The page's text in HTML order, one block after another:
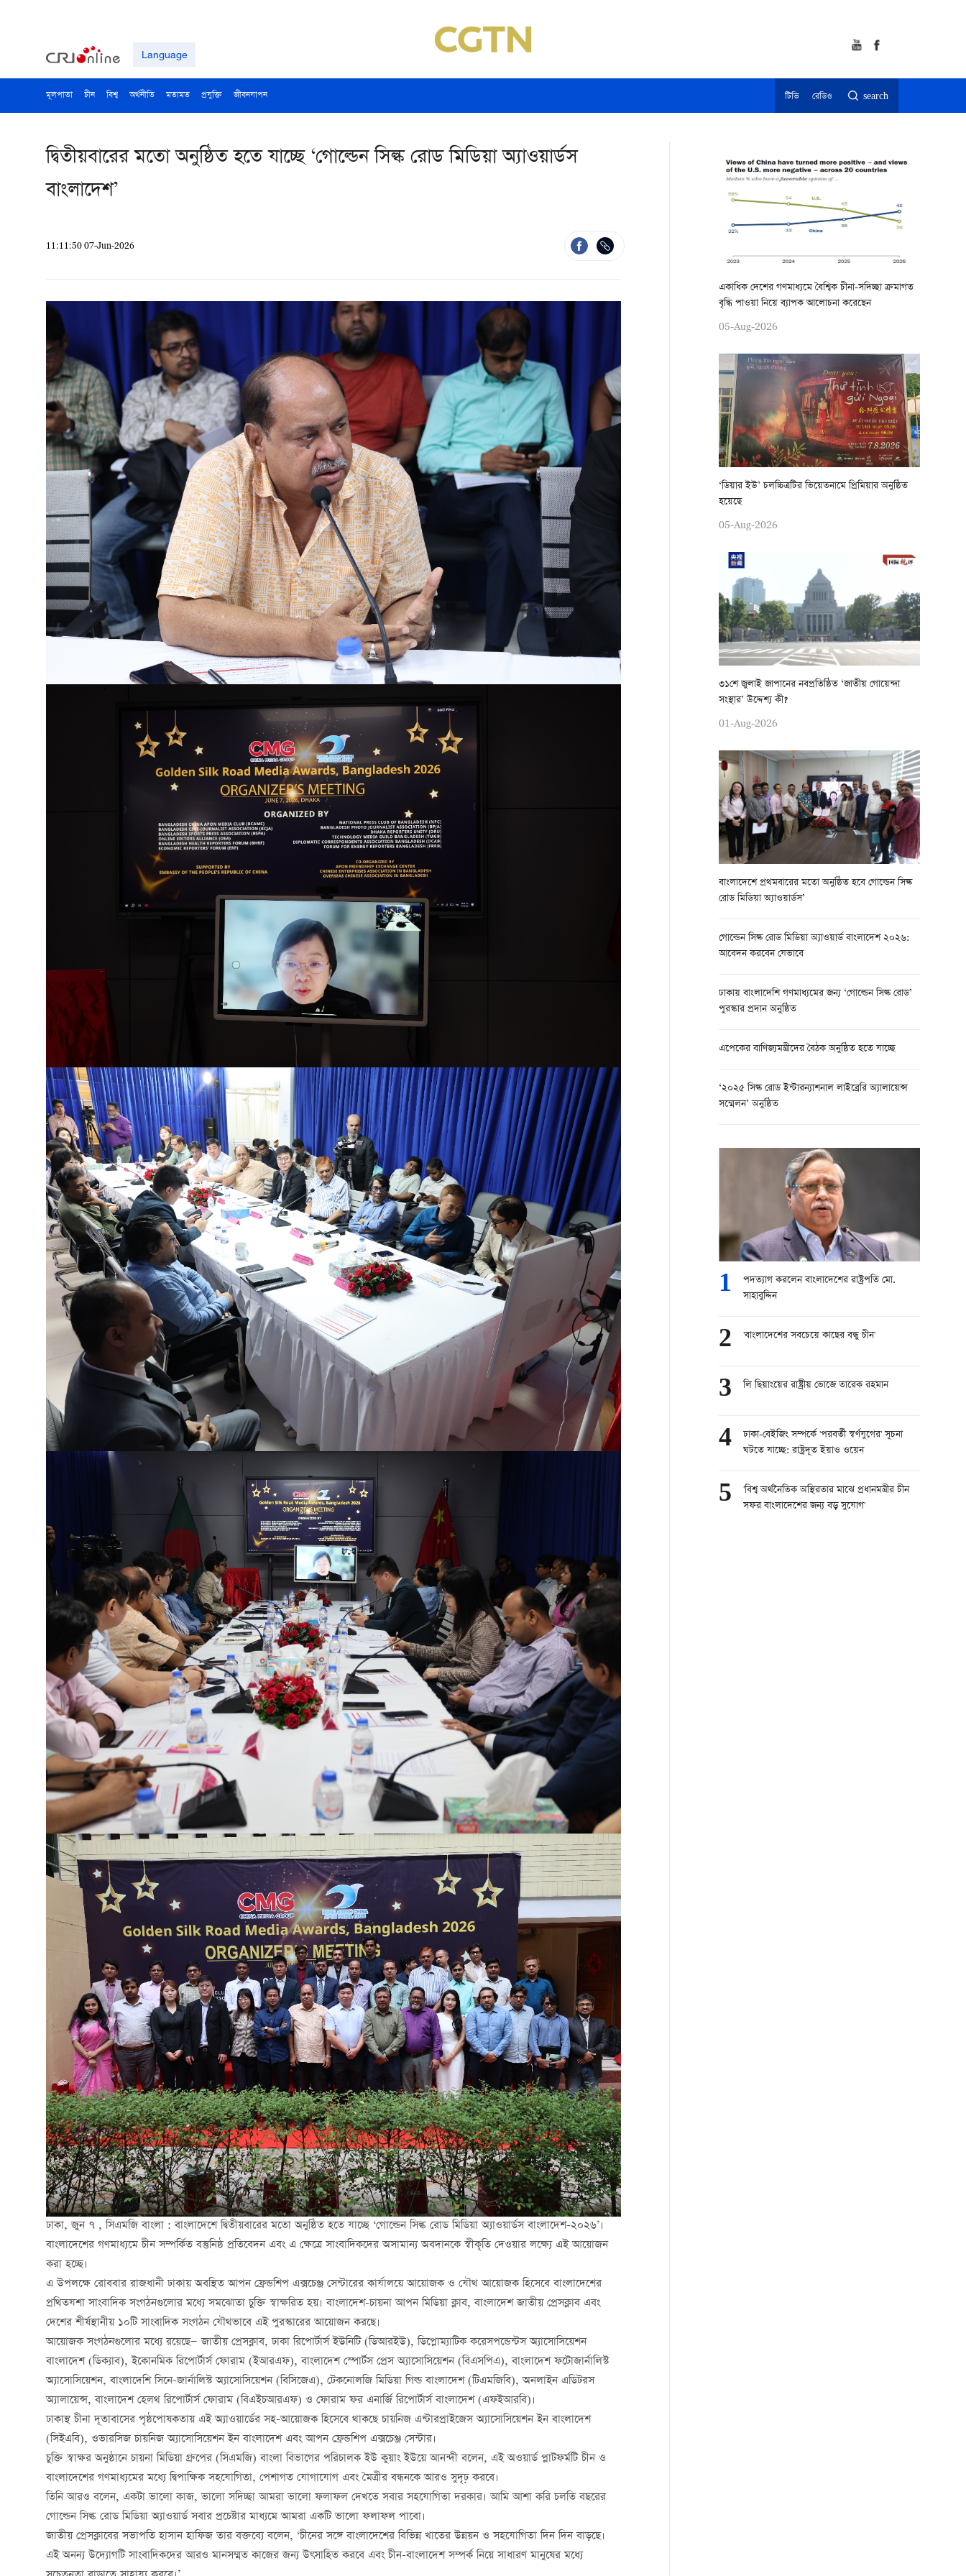
Language
মূলপাতা চীন বিশ্ব অর্থনীতি মতামত প্রযুক্তি জীবনযাপন টিভি রেডিও search
দ্বিতীয়বারের মতো অনুষ্ঠিত হতে যাচ্ছে ‘গোল্ডেন সিল্ক রোড মিডিয়া অ্যাওয়ার্ডস
বাংলাদেশ’
11:11:50 07-Jun-2026
ঢাকা, জুন ৭ , সিএমজি বাংলা : বাংলাদেশে দ্বিতীয়বারের মতো অনুষ্ঠিত হতে যাচ্ছে ‘গোল্ডেন সিল্ক রোড মিডিয়া অ্যাওয়ার্ডস বাংলাদেশ-২০২৬’।
বাংলাদেশের গণমাধ্যমে চীন সম্পর্কিত বস্তুনিষ্ঠ প্রতিবেদন এবং এ ক্ষেত্রে সাংবাদিকদের অসামান্য অবদানকে স্বীকৃতি দেওয়ার লক্ষ্যে এই আয়োজন
করা হচ্ছে।
এ উপলক্ষে রোববার রাজধানী ঢাকায় অবস্থিত আপন ফ্রেন্ডশিপ এক্সচেঞ্জ সেন্টারের কার্যালয়ে আয়োজক ও যৌথ আয়োজক হিসেবে বাংলাদেশের
প্রথিতযশা সাংবাদিক সংগঠনগুলোর মধ্যে সমঝোতা চুক্তি স্বাক্ষরিত হয়। বাংলাদেশ-চায়না আপন মিডিয়া ক্লাব, বাংলাদেশ জাতীয় প্রেসক্লাব এবং
দেশের শীর্ষস্থানীয় ১০টি সাংবাদিক সংগঠন যৌথভাবে এই পুরস্কারের আয়োজন করছে।
আয়োজক সংগঠনগুলোর মধ্যে রয়েছে— জাতীয় প্রেসক্লাব, ঢাকা রিপোর্টার্স ইউনিটি (ডিআরইউ), ডিপ্লোম্যাটিক করেসপন্ডেন্টস অ্যাসোসিয়েশন
বাংলাদেশ (ডিক্যাব), ইকোনমিক রিপোর্টার্স ফোরাম (ইআরএফ), বাংলাদেশ স্পোর্টস প্রেস অ্যাসোসিয়েশন (বিএসপিএ), বাংলাদেশ ফটোজার্নালিস্ট
অ্যাসোসিয়েশন, বাংলাদেশি সিনে-জার্নালিস্ট অ্যাসোসিয়েশন (বিসিজেএ), টেকনোলজি মিডিয়া গিল্ড বাংলাদেশ (টিএমজিবি), অনলাইন এডিটরস
অ্যালায়েন্স, বাংলাদেশ হেলথ রিপোর্টার্স ফোরাম (বিএইচআরএফ) ও ফোরাম ফর এনার্জি রিপোর্টার্স বাংলাদেশ (এফইআরবি)।
ঢাকাস্থ চীনা দূতাবাসের পৃষ্ঠপোষকতায় এই অ্যাওয়ার্ডের সহ-আয়োজক হিসেবে থাকছে চায়নিজ এন্টারপ্রাইজেস অ্যাসোসিয়েশন ইন বাংলাদেশ
(সিইএবি), ওভারসিজ চায়নিজ অ্যাসোসিয়েশন ইন বাংলাদেশ এবং আপন ফ্রেন্ডশিপ এক্সচেঞ্জ সেন্টার।
চুক্তি স্বাক্ষর অনুষ্ঠানে চায়না মিডিয়া গ্রুপের (সিএমজি) বাংলা বিভাগের পরিচালক ইউ কুয়াং ইউয়ে আনন্দী বলেন, এই অওয়ার্ড প্লাটফর্মটি চীন ও
বাংলাদেশের গণমাধ্যমের মধ্যে দ্বিপাক্ষিক সহযোগিতা, পেশাগত যোগাযোগ এবং মৈত্রীর বন্ধনকে আরও সুদৃঢ় করবে।
তিনি আরও বলেন, একটা ভালো কাজ, ভালো সদিচ্ছা আমরা ভালো ফলাফল দেখতে সবার সহযোগিতা দরকার। আমি আশা করি চলতি বছরের
গোল্ডেন সিল্ক রোড মিডিয়া অ্যাওয়ার্ড সবার প্রচেষ্টার মাধ্যমে আমরা একটি ভালো ফলাফল পাবো।
জাতীয় প্রেসক্লাবের সভাপতি হাসান হাফিজ তার বক্তব্যে বলেন, ‘চীনের সঙ্গে বাংলাদেশের বিভিন্ন খাতের উন্নয়ন ও সহযোগিতা দিন দিন বাড়ছে।
এই অনন্য উদ্যোগটি সাংবাদিকদের আরও মানসম্মত কাজের জন্য উৎসাহিত করবে এবং চীন-বাংলাদেশ সম্পর্ক নিয়ে সাধারণ মানুষের মধ্যে
একাধিক দেশের গণমাধ্যমে বৈশ্বিক চীনা-সদিচ্ছা ক্রমাগত
বৃদ্ধি পাওয়া নিয়ে ব্যাপক আলোচনা করেছেন
05-Aug-2026
‘ডিয়ার ইউ’ চলচ্চিত্রটির ভিয়েতনামে প্রিমিয়ার অনুষ্ঠিত
হয়েছে
05-Aug-2026
৩১শে জুলাই জাপানের নবপ্রতিষ্ঠিত ‘জাতীয় গোয়েন্দা
সংস্থার’ উদ্দেশ্য কী?
01-Aug-2026
বাংলাদেশে প্রথমবারের মতো অনুষ্ঠিত হবে গোল্ডেন সিল্ক
রোড মিডিয়া অ্যাওয়ার্ডস’
গোল্ডেন সিল্ক রোড মিডিয়া অ্যাওয়ার্ড বাংলাদেশ ২০২৬:
আবেদন করবেন যেভাবে
ঢাকায় বাংলাদেশি গণমাধ্যমের জন্য ‘গোল্ডেন সিল্ক রোড’
পুরস্কার প্রদান অনুষ্ঠিত
এপেকের বাণিজ্যমন্ত্রীদের বৈঠক অনুষ্ঠিত হতে যাচ্ছে
‘২০২৫ সিল্ক রোড ইন্টারন্যাশনাল লাইব্রেরি অ্যালায়েন্স
সম্মেলন’ অনুষ্ঠিত
1
পদত্যাগ করলেন বাংলাদেশের রাষ্ট্রপতি মো.
সাহাবুদ্দিন
2 'বাংলাদেশের সবচেয়ে কাছের বন্ধু চীন'
3 লি ছিয়াংয়ের রাষ্ট্রীয় ভোজে তারেক রহমান
4
ঢাকা-বেইজিং সম্পর্কে 'পরবর্তী স্বর্ণযুগের' সূচনা
ঘটতে যাচ্ছে: রাষ্ট্রদূত ইয়াও ওয়েন
5
'বিশ্ব অর্থনৈতিক অস্থিরতার মাঝে প্রধানমন্ত্রীর চীন
সফর বাংলাদেশের জন্য বড় সুযোগ'